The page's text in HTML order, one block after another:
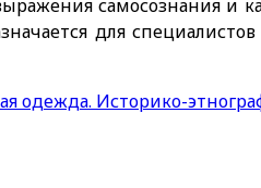
самосознания
для
одежда. Историко-